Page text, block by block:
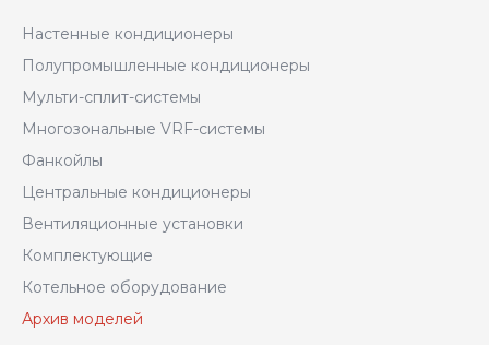
Настенные кондиционеры
Полупромышленные кондиционеры
Мульти-сплит-системы
Многозональные VRF-системы
Фанкойлы
Центральные кондиционеры
Вентиляционные установки
Комплектующие
Котельное оборудование
Архив моделей